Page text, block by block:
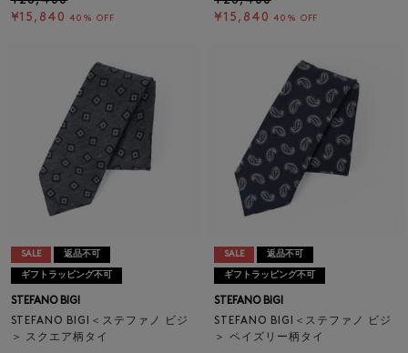
¥15,840 40% OFF
¥15,840 40% OFF
SALE 返品不可
ギフトラッピング不可
STEFANO BIGI
STEFANO BIGI＜ステファノ ビジ
＞ スクエア柄タイ
SALE 返品不可
ギフトラッピング不可
STEFANO BIGI
STEFANO BIGI＜ステファノ ビジ
＞ ペイズリー柄タイ